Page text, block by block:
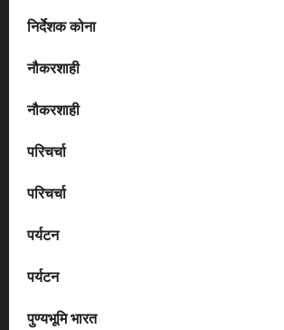
निर्देशक कोना
नौकरशाही
नौकरशाही
परिचर्चा
परिचर्चा
पर्यटन
पर्यटन
पुण्यभूमि भारत